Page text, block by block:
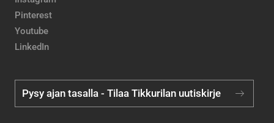
Pinterest
Youtube
LinkedIn
Pysy ajan tasalla - Tilaa Tikkurilan uutiskirje